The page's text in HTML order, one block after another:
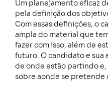
Um planejamento eficaz
pela definição dos
Com essas definições, o
ampla do material que
fazer com isso, além de
futuro. O candidato e
de onde estão partindo
sobre aonde se pretende